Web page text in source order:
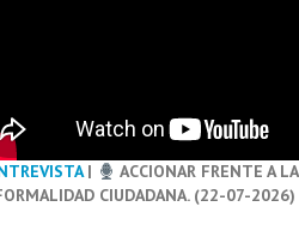
|
ACCIONAR FRENTE A LA
CIUDADANA. (22-07-2026)